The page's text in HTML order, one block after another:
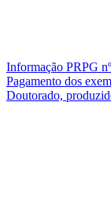
Informação PRPG
Pagamento dos
Doutorado,